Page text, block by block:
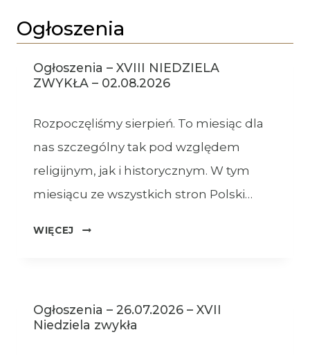
Ogłoszenia
Ogłoszenia – XVIII NIEDZIELA
ZWYKŁA – 02.08.2026
Rozpoczęliśmy sierpień. To miesiąc dla
nas szczególny tak pod względem
religijnym, jak i historycznym. W tym
miesiącu ze wszystkich stron Polski…
WIĘCEJ
OGŁOSZENIA
–
Ogłoszenia – 26.07.2026 – XVII
Niedziela zwykła